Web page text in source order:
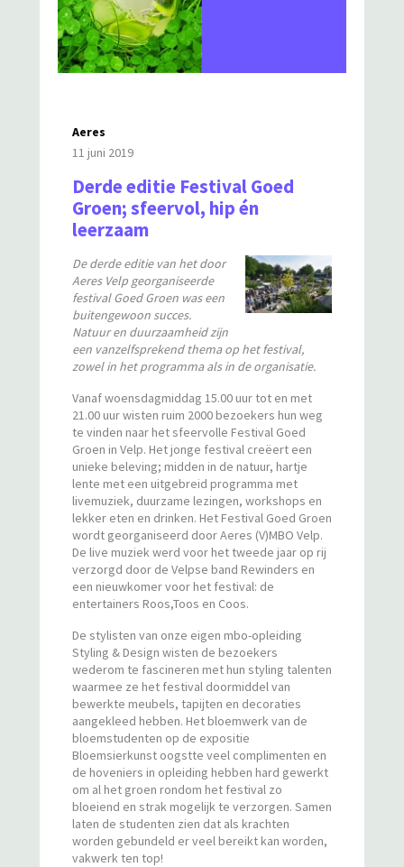
Aeres
11 juni 2019
Derde editie Festival Goed
Groen; sfeervol, hip én
leerzaam
De derde editie van het door
Aeres Velp georganiseerde
festival Goed Groen was een
buitengewoon succes.
Natuur en duurzaamheid zijn
een vanzelfsprekend thema op het festival,
zowel in het programma als in de organisatie.
Vanaf woensdagmiddag 15.00 uur tot en met
21.00 uur wisten ruim 2000 bezoekers hun weg
te vinden naar het sfeervolle Festival Goed
Groen in Velp. Het jonge festival creëert een
unieke beleving; midden in de natuur, hartje
lente met een uitgebreid programma met
livemuziek, duurzame lezingen, workshops en
lekker eten en drinken. Het Festival Goed Groen
wordt georganiseerd door Aeres (V)MBO Velp.
De live muziek werd voor het tweede jaar op rij
verzorgd door de Velpse band Rewinders en
een nieuwkomer voor het festival: de
entertainers Roos,Toos en Coos.
De stylisten van onze eigen mbo-opleiding
Styling & Design wisten de bezoekers
wederom te fascineren met hun styling talenten
waarmee ze het festival doormiddel van
bewerkte meubels, tapijten en decoraties
aangekleed hebben. Het bloemwerk van de
bloemstudenten op de expositie
Bloemsierkunst oogstte veel complimenten en
de hoveniers in opleiding hebben hard gewerkt
om al het groen rondom het festival zo
bloeiend en strak mogelijk te verzorgen. Samen
laten de studenten zien dat als krachten
worden gebundeld er veel bereikt kan worden,
vakwerk ten top!